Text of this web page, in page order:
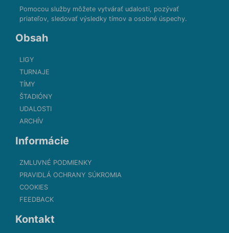
Pomocou služby môžete vytvárať udalosti, pozývať
priateľov, sledovať výsledky tímov a osobné úspechy.
Obsah
LIGY
TURNAJE
TÍMY
ŠTADIÓNY
UDALOSTI
ARCHÍV
Informácie
ZMLUVNÉ PODMIENKY
PRAVIDLÁ OCHRANY SÚKROMIA
COOKIES
FEEDBACK
Kontakt